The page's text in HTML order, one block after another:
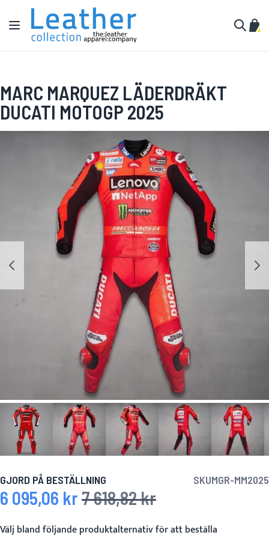
Hoppa till innehållet
Växla Nav
Min
MARC MARQUEZ LÄDERDRÄKT
DUCATI MOTOGP 2025
GJORD PÅ BESTÄLLNING SKUMGR-MM2025
Specialpris
6 095,06 kr Ordinarie pris
7 618,82 kr
Välj bland följande produktalternativ för att beställa